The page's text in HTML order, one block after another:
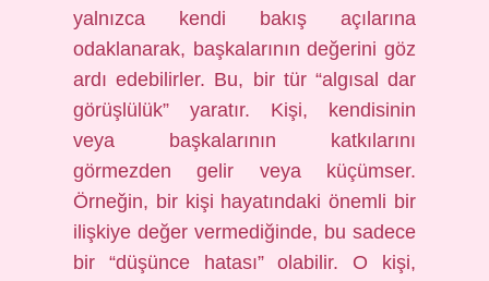
yalnızca kendi bakış açılarına
odaklanarak, başkalarının değerini göz
ardı edebilirler. Bu, bir tür “algısal dar
görüşlülük” yaratır. Kişi, kendisinin
veya başkalarının katkılarını
görmezden gelir veya küçümser.
Örneğin, bir kişi hayatındaki önemli bir
ilişkiye değer vermediğinde, bu sadece
bir “düşünce hatası” olabilir. O kişi,